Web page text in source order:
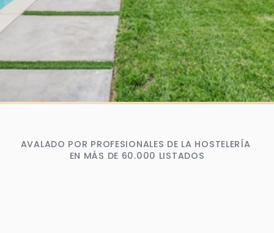
AVALADO POR PROFESIONALES DE LA HOSTELERÍA
EN MÁS DE 60.000 LISTADOS